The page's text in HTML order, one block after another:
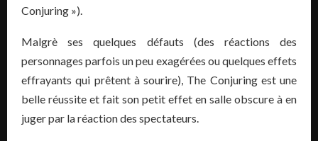
Conjuring »).
Malgrè ses quelques défauts (des réactions des
personnages parfois un peu exagérées ou quelques effets
effrayants qui prêtent à sourire), The Conjuring est une
belle réussite et fait son petit effet en salle obscure à en
juger par la réaction des spectateurs.